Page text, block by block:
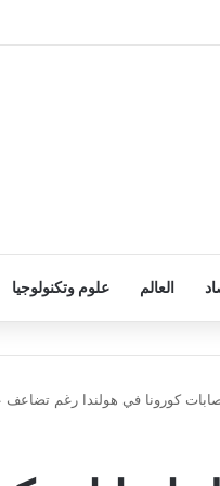
العالم علوم وتكنولوجيا
كورونا في هولندا رغم